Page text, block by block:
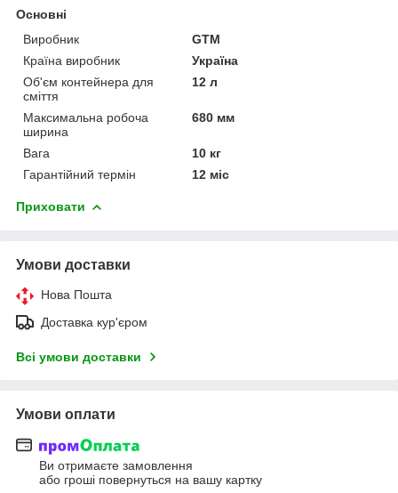
Основні
Виробник
GTM
Країна виробник
Україна
Об'єм контейнера для
сміття
12 л
Максимальна робоча
ширина
680 мм
Вага
10 кг
Гарантійний термін
12 міс
Приховати
Умови доставки
Нова Пошта
Доставка кур'єром
Всі умови доставки
Умови оплати
Ви отримаєте замовлення
або гроші повернуться на вашу картку